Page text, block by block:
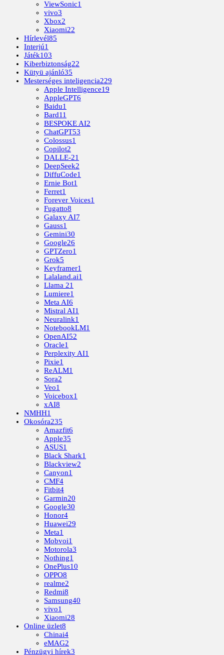
ViewSonic1
vivo3
Xbox2
Xiaomi22
Hírlevél85
Interjú1
Játék103
Kiberbiztonság22
Kütyü ajánló35
Mesterséges inteligencia229
Apple Intelligence19
AppleGPT6
Baidu1
Bard11
BESPOKE AI2
ChatGPT53
Colossus1
Copilot2
DALLE-21
DeepSeek2
DiffuCode1
Ernie Bot1
Ferret1
Forever Voices1
Fugatto8
Galaxy AI7
Gauss1
Gemini30
Google26
GPTZero1
Grok5
Keyframer1
Lalaland.ai1
Llama 21
Lumiere1
Meta AI6
Mistral AI1
Neuralink1
NotebookLM1
OpenAI52
Oracle1
Perplexity AI1
Pixie1
ReALM1
Sora2
Veo1
Voicebox1
xAI8
NMHH1
Okosóra235
Amazfit6
Apple35
ASUS1
Black Shark1
Blackview2
Canyon1
CMF4
Fitbit4
Garmin20
Google30
Honor4
Huawei29
Meta1
Mobvoi1
Motorola3
Nothing1
OnePlus10
OPPO8
realme2
Redmi8
Samsung40
vivo1
Xiaomi28
Online üzlet8
Chinai4
eMAG2
Pénzügyi hírek3